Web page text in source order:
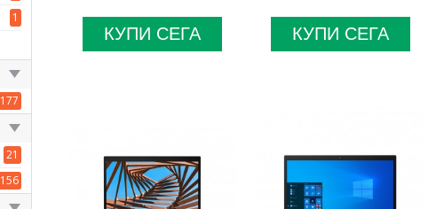
1
2
1
52
53
1
177
21
156
КУПИ СЕГА КУПИ СЕГА